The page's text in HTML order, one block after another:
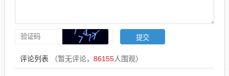
评论列表 （暂无评论， 86155人围观）